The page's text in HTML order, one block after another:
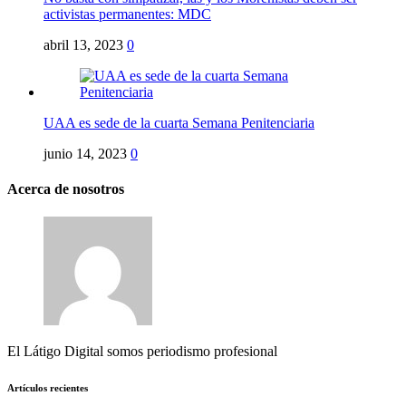
activistas permanentes: MDC
abril 13, 2023 0
UAA es sede de la cuarta Semana Penitenciaria
junio 14, 2023 0
Acerca de nosotros
El Látigo Digital somos periodismo profesional
Artículos recientes